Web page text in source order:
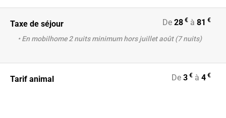
Taxe de séjour De 28 € à 81 €
• En mobilhome 2 nuits minimum hors juillet août (7 nuits)
Tarif animal De 3 € à 4 €